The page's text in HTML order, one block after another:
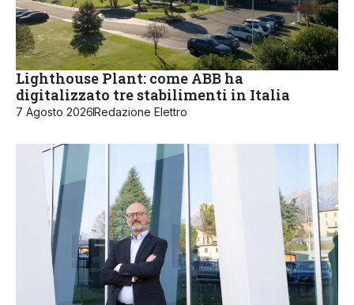
Lighthouse Plant: come ABB ha
digitalizzato tre stabilimenti in Italia
7 Agosto 2026Redazione Elettro